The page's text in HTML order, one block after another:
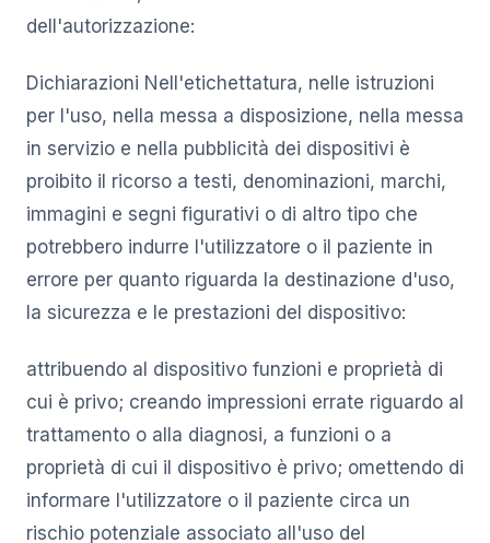
dell'autorizzazione:
Dichiarazioni Nell'etichettatura, nelle istruzioni
per l'uso, nella messa a disposizione, nella messa
in servizio e nella pubblicità dei dispositivi è
proibito il ricorso a testi, denominazioni, marchi,
immagini e segni figurativi o di altro tipo che
potrebbero indurre l'utilizzatore o il paziente in
errore per quanto riguarda la destinazione d'uso,
la sicurezza e le prestazioni del dispositivo:
attribuendo al dispositivo funzioni e proprietà di
cui è privo; creando impressioni errate riguardo al
trattamento o alla diagnosi, a funzioni o a
proprietà di cui il dispositivo è privo; omettendo di
informare l'utilizzatore o il paziente circa un
rischio potenziale associato all'uso del